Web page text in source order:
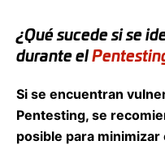
¿Qué sucede si se
durante el
Si se encuentran
Pentesting, se
posible para